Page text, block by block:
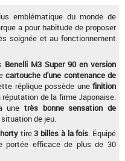
emblématique du monde de
a pour habitude de proposer
soignée et au fonctionnement
Benelli M3 Super 90 en version
cartouche d'une contenance de
réplique possède unefinition
de la firme Japonaise.
une très bonne sensation de
de jeu.
tire 3 billes à la fois. Équipé
portée efficace de plus de 30